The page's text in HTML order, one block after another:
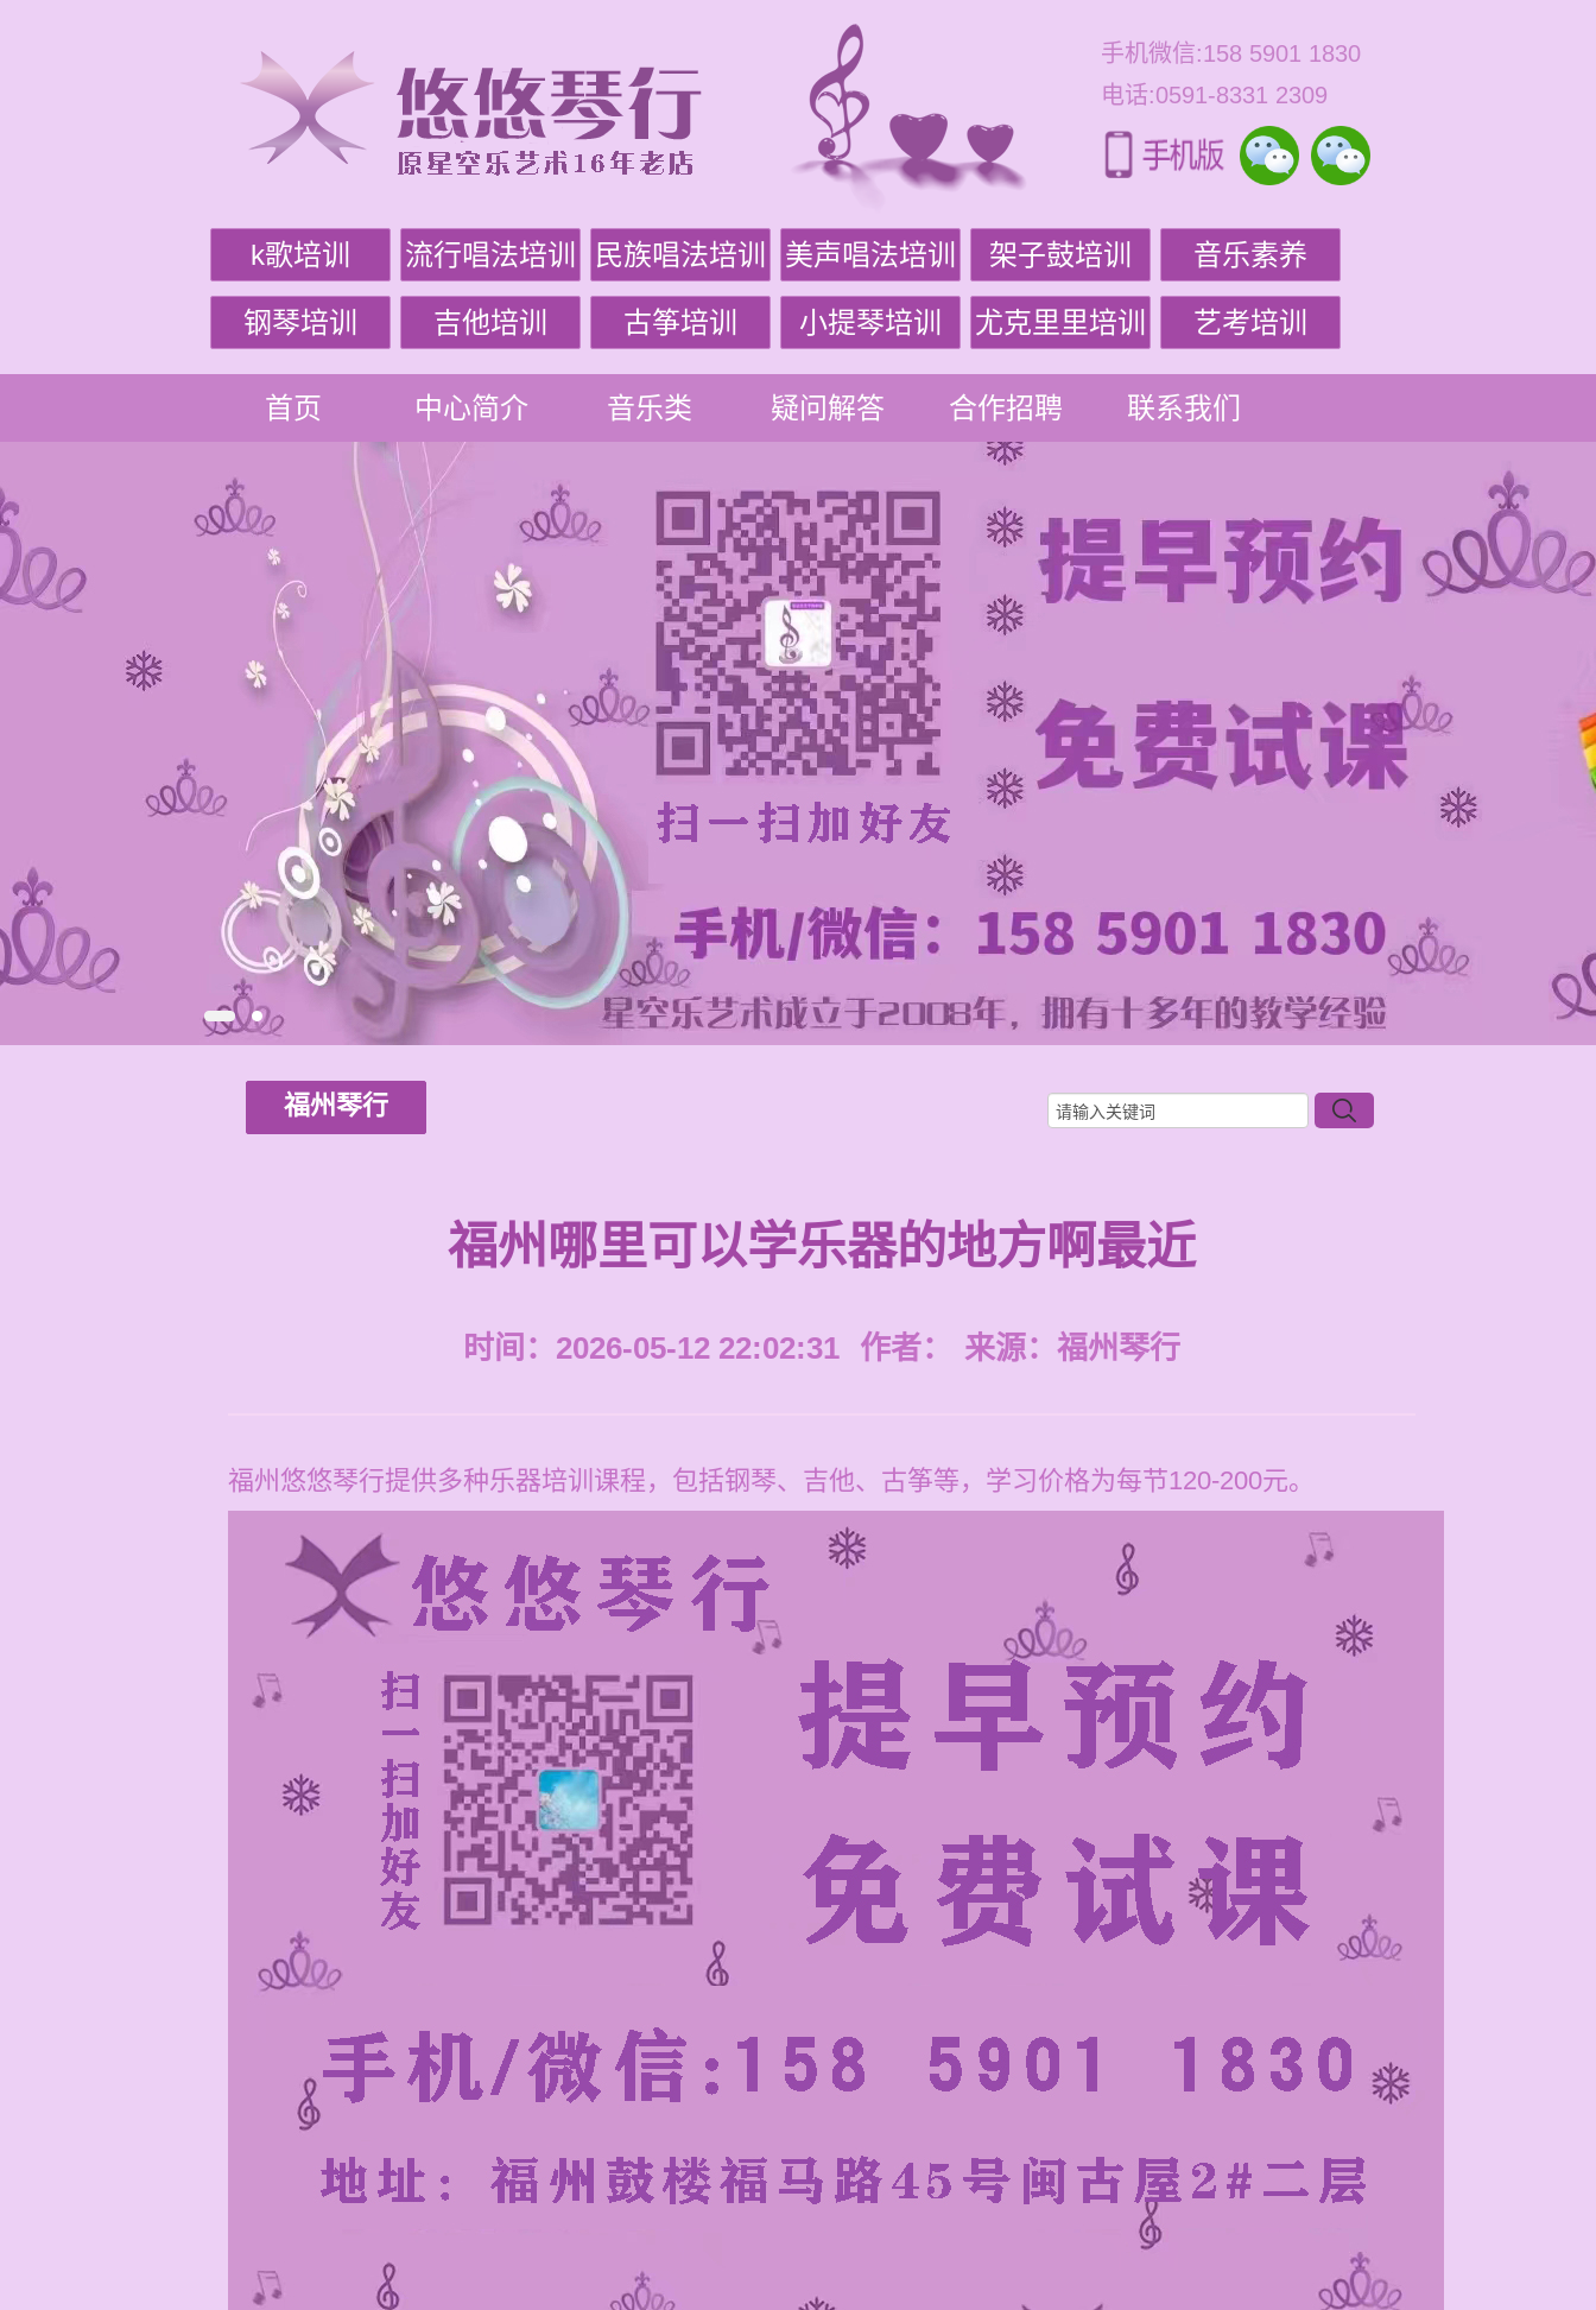
手机微信:158 5901 1830
电话:0591-8331 2309
k歌培训 流行唱法培训 民族唱法培训 美声唱法培训 架子鼓培训 音乐素养
钢琴培训 吉他培训 古筝培训 小提琴培训 尤克里里培训 艺考培训
首页 中心简介 音乐类 疑问解答 合作招聘 联系我们
福州琴行
福州哪里可以学乐器的地方啊最近
时间：2026-05-12 22:02:31 作者： 来源： 福州琴行
福州悠悠琴行提供多种乐器培训课程，包括钢琴、吉他、古筝等，学习价格为每节120-200元。